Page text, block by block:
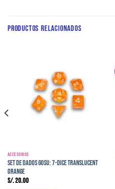
PRODUCTOS RELACIONADOS
ACCESORIOS
SET DE DADOS GOSU: 7-DICE TRANSLUCENT
ORANGE
S/.20.00